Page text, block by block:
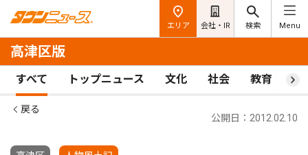
エリア 会社・IR 検索 Menu
高津区版
すべて トップニュース 文化 社会 教育 ス
戻る
公開日：2012.02.10